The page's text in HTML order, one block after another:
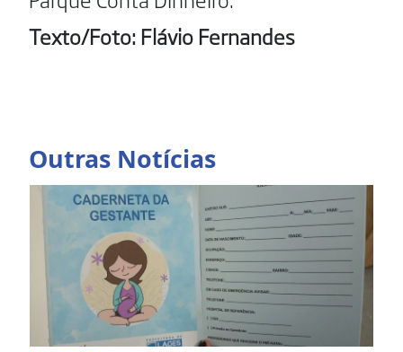
Texto/Foto: Flávio Fernandes
Outras Notícias